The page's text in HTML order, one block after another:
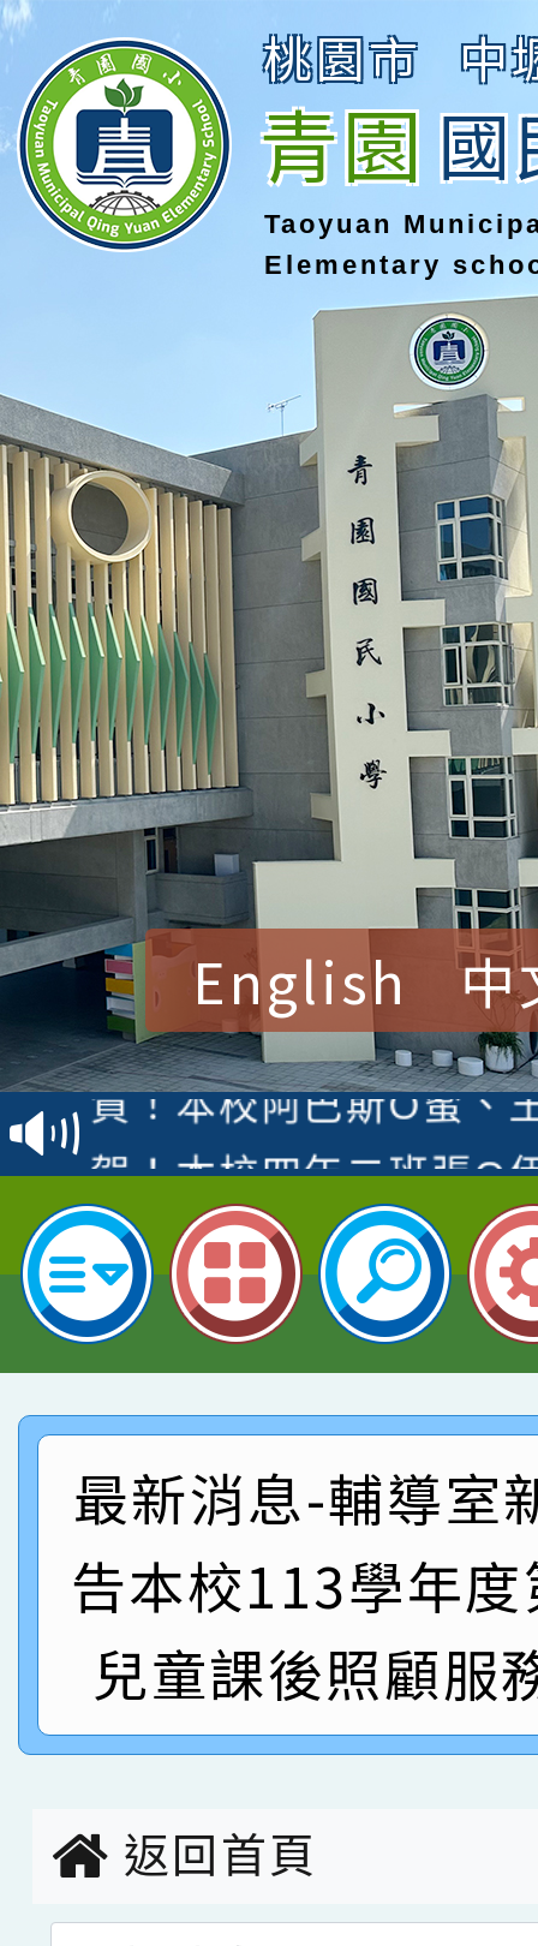
桃園市 中
青園國
Taoyuan
Elementary
English 中
賀！本校參加桃園市中
賽 洪綺君教師榮獲社
名
賀！本校阿巴斯O蜜、
倩參加桃園市科展 國
名 指導老師王老師、
賀！本校四年二班張O
園市英語競賽國小朗讀
指導老師林老師
賀！本校參加桃園市中
賽 劉文瑛教師榮獲教
臺灣台語-第二名
賀！本校參與2026世
市賽榮獲科學小創客佳
創客第三名。
賀！本校參加桃園市中
賽 洪綺君教師榮獲社
名
賀！本校阿巴斯O蜜、
倩參加桃園市科展 國
名 指導老師王老師、
賀！本校四年二班張O
園市英語競賽國小朗讀
指導老師林老師
賀！本校參加桃園市中
賽 劉文瑛教師榮獲教
臺灣台語-第二名
賀！本校參與2026世
市賽榮獲科學小創客佳
最新消息-輔導室
告本校113學年
兒童課後照顧服
返回首頁